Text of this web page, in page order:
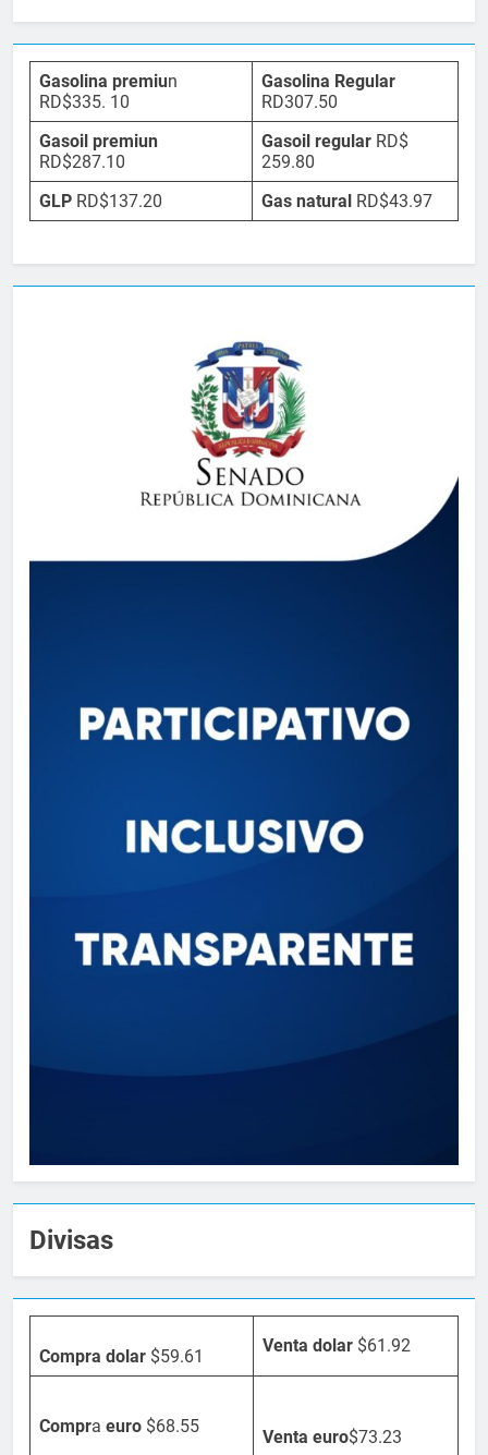
Gasolina premiun
RD$335. 10
Gasolina Regular
RD307.50
Gasoil premiun
RD$287.10
Gasoil regular RD$
259.80
GLP RD$137.20 Gas natural RD$43.97
Divisas
Compra dolar $59.61
Venta dolar $61.92
Compra euro $68.55
Venta euro$73.23